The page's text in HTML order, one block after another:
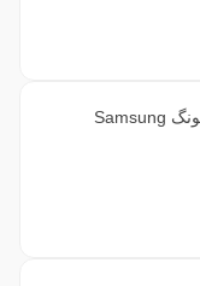
شیشه دوربین سامسونگ Samsung